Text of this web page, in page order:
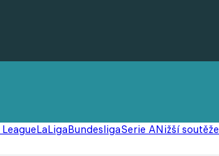
LaLigaBundesligaSerie ANižší soutěže